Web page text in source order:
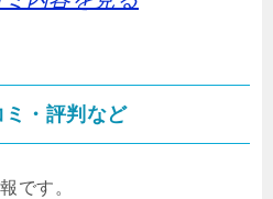
・評判など
です。